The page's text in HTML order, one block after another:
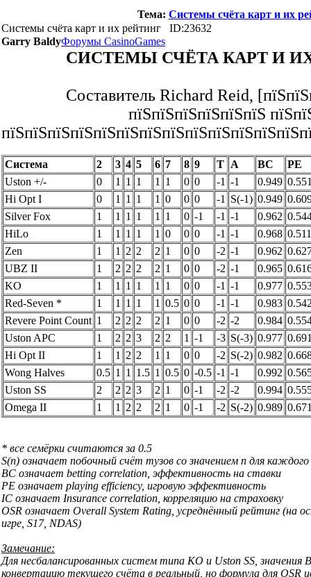
Тема: Системы счёта карт и их
Системы счёта карт и их рейтинг
ID:23632
Garry BaldyФорумы CasinoGames
СИСТЕМЫ СЧЁТА КАРТ И
Составитель Richard Reid,
пїЅпїЅпїЅпїЅпїЅпїЅ
Система 2 3 4 5 6 7 8 9 T A BC
PE
Uston +/-
0 1 1 1 1 1 0 0 -1 -1 0.949
Hi Opt I
0 1 1 1 1 0 0 0 -1 S(-1) 0.949
Silver Fox
1 1 1 1 1 1 0 -1 -1 -1 0.962
HiLo
1 1 1 1 1 0 0 0 -1 -1 0.968 0.511
Zen
1 1 2 2 2 1 0 0 -2 -1 0.962
UBZ II
1 2 2 2 2 1 0 0 -2 -1 0.965
KO
1 1 1 1 1 1 0 0 -1 -1 0.977
Red-Seven *
1 1 1 1 1 0.5 0 0 -1 -1 0.983
Revere Point Count 1 2 2 2 2 1 0 0 -2 -2 0.984
Uston APC
1 2 2 3 2 2 1 -1 -3 S(-3) 0.977
Hi Opt II
1 1 2 2 1 1 0 0 -2 S(-2) 0.982
Wong Halves
0.5 1 1 1.5 1 0.5 0 -0.5 -1 -1 0.992
Uston SS
2 2 2 3 2 1 0 -1 -2 -2 0.994
Omega II
1 1 2 2 2 1 0 -1 -2 S(-2) 0.989
* все семёрки считаются за 0.5
S(n) означает побочный счёт тузов со значением n для
BC означает betting correlation, эффективность на ставки
PE означает playing efficiency, игровую эффективность
IC означает Insurance correlation, корреляцию на страховку
OSR означает Overall System Rating, усреднённый рейтинг (на
игре, S17, NDAS)
Замечание:
Для несбалансированных систем типа KO и Uston SS, значения
конвертацию текущего счёта в реальный, но формула для OSR